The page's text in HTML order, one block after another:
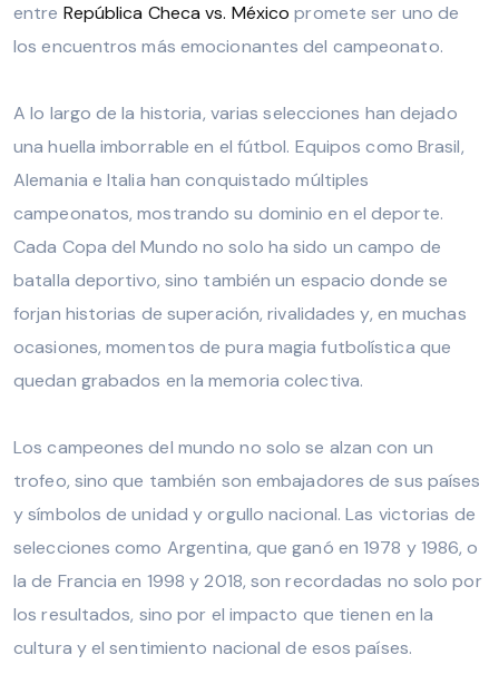
entre República Checa vs. México promete ser uno de
los encuentros más emocionantes del campeonato.
A lo largo de la historia, varias selecciones han dejado
una huella imborrable en el fútbol. Equipos como Brasil,
Alemania e Italia han conquistado múltiples
campeonatos, mostrando su dominio en el deporte.
Cada Copa del Mundo no solo ha sido un campo de
batalla deportivo, sino también un espacio donde se
forjan historias de superación, rivalidades y, en muchas
ocasiones, momentos de pura magia futbolística que
quedan grabados en la memoria colectiva.
Los campeones del mundo no solo se alzan con un
trofeo, sino que también son embajadores de sus países
y símbolos de unidad y orgullo nacional. Las victorias de
selecciones como Argentina, que ganó en 1978 y 1986, o
la de Francia en 1998 y 2018, son recordadas no solo por
los resultados, sino por el impacto que tienen en la
cultura y el sentimiento nacional de esos países.